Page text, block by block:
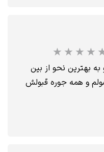
بهترین نحو از بین
و همه جوره قبولش